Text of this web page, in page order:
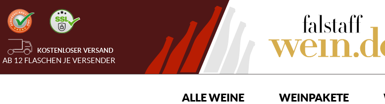
KOSTENLOSER VERSAND
AB 12 FLASCHEN JE VERSENDER
ALLE WEINE WEINPAKETE